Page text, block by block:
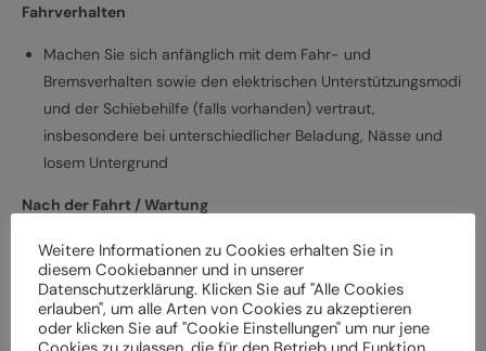
Fahrverhalten
Machen Sie sich anfänglich mit dem Fahr- und
Bremsverhalten sowie den elektrischen Unterstützungsmodi
und der Schiebehilfe (falls vorhanden) vertraut,
insbesondere bei unterschiedlicher Beladung, Nässe und
losem Untergrund
Nach der Fahrt / Wartung
Bei Schäden und Funktionsstörungen muss das
Elektrofahrrad vor der weiteren Verwendung durch einen
Fachbetrieb überprüft werden
Lassen Sie das Elektrofahrrad entsprechend den
Weitere Informationen zu Cookies erhalten Sie in
diesem Cookiebanner und in unserer
Datenschutzerklärung. Klicken Sie auf "Alle Cookies
erlauben", um alle Arten von Cookies zu akzeptieren
oder klicken Sie auf "Cookie Einstellungen" um nur jene